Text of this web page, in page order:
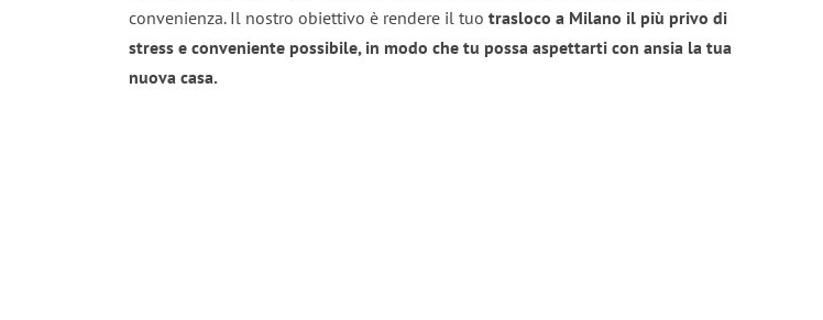
convenienza. Il nostro obiettivo è rendere il tuo trasloco a Milano il più privo di
stress e conveniente possibile, in modo che tu possa aspettarti con ansia la tua
nuova casa.